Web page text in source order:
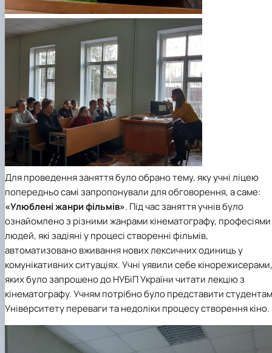
Для проведення заняття було обрано тему, яку учні ліцею
попередньо самі запропонували для обговорення, а саме:
«Улюблені жанри фільмів». Під час заняття учнів було
ознайомлено з різними жанрами кінематографу, професіями
людей, які задіяні у процесі створенні фільмів,
автоматизовано вживання нових лексичних одиниць у
комунікативних ситуаціях. Учні уявили себе кінорежисерами,
яких було запрошено до НУБіП України читати лекцію з
кінематографу. Учням потрібно було представити студентам
Університету переваги та недоліки процесу створення кіно.